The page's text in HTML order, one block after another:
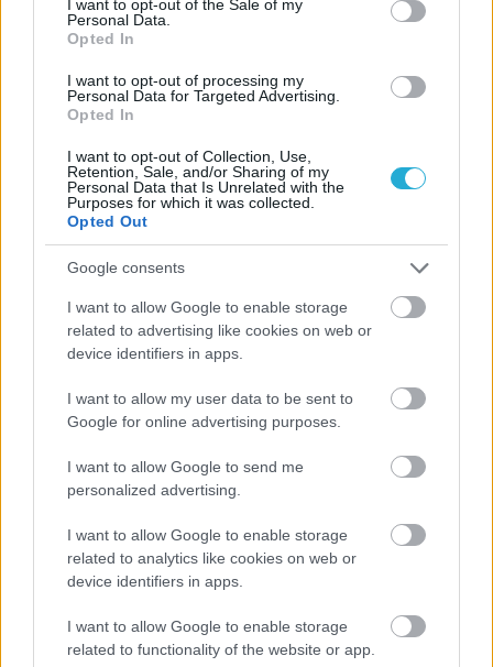
I want to opt-out of the Sale of my
Personal Data.
Opted In
I want to opt-out of processing my
Personal Data for Targeted Advertising.
Opted In
I want to opt-out of Collection, Use,
Retention, Sale, and/or Sharing of my
Personal Data that Is Unrelated with the
Purposes for which it was collected.
Opted Out
Google consents
I want to allow Google to enable storage
related to advertising like cookies on web or
device identifiers in apps.
I want to allow my user data to be sent to
Google for online advertising purposes.
I want to allow Google to send me
personalized advertising.
I want to allow Google to enable storage
related to analytics like cookies on web or
device identifiers in apps.
I want to allow Google to enable storage
related to functionality of the website or app.
Aκολουθήστε μας
παντού…